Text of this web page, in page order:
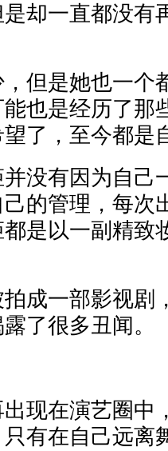
却一直都没有
但是她也一个
也是经历了那
了，至今都是
没有因为自己
的管理，每次
是以一副精致
成一部影视剧
了很多丑闻。
现在演艺圈中
有在自己远离